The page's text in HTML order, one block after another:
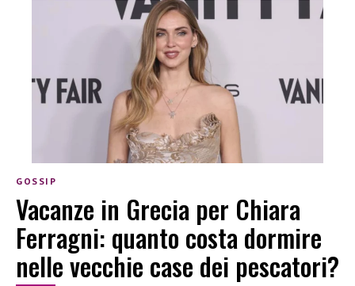
GOSSIP
Vacanze in Grecia per Chiara
Ferragni: quanto costa dormire
nelle vecchie case dei pescatori?